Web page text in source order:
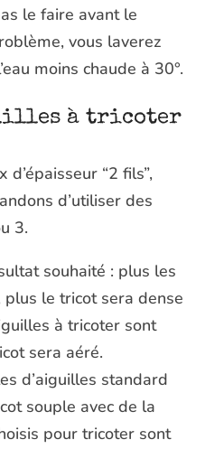
le faire avant le
vous laverez
moins chaude à 30°.
à tricoter
d’épaisseur “2 fils”,
d’utiliser des
3.
souhaité : plus les
le tricot sera dense
à tricoter sont
sera aéré.
d’aiguilles standard
souple avec de la
pour tricoter sont